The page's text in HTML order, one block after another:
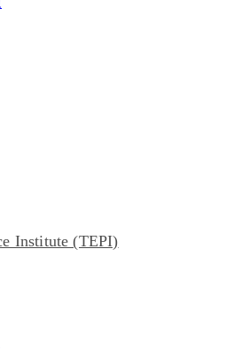
Institute (TEPI)